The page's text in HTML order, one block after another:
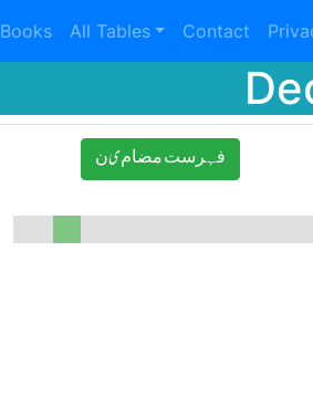
Books All Tables Contact
ﻓﮩﺮﺳﺖ ﻣﻀﺎﻡیﻥ